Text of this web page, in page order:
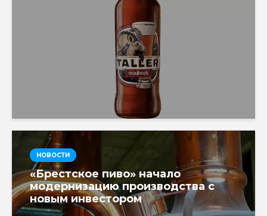
НОВОСТИ
«Брестское пиво» начало
модернизацию производства с
новым инвестором